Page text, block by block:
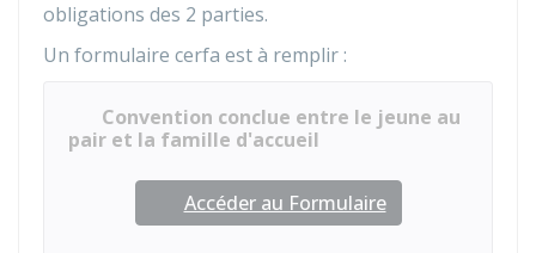
obligations des 2 parties.
Un formulaire cerfa est à remplir :
Convention conclue entre le jeune au
pair et la famille d'accueil
Accéder au Formulaire